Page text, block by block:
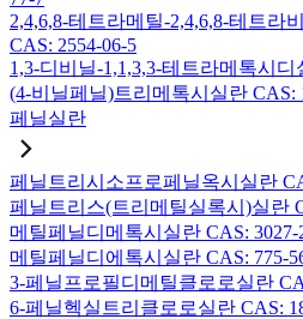
2,4,6,8-테트라메틸-2,4,6,8-테트라
CAS: 2554-06-5
1,3-디비닐-1,1,3,3-테트라메톡시디
(4-비닐페닐)트리메톡시실란 CAS:
페닐실란
페닐트리시소프로페닐옥시실란
페닐트리스(트리메틸실록시)실란
메틸페닐디메톡시실란 CAS: 3027-
메틸페닐디에톡시실란 CAS: 775-
3-페닐프로필디메틸클로로실란
6-페닐헥실트리클로로실란 CAS: